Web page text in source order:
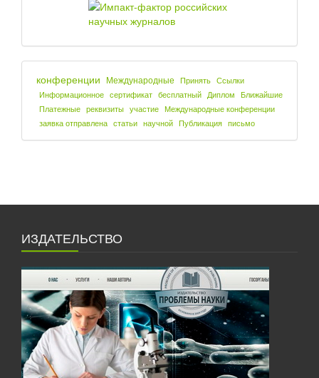
конференции Международные Принять Ссылки
Информационное сертификат бесплатный Диплом Ближайшие
Платежные реквизиты участие Международные конференции
заявка отправлена статьи научной Публикация письмо
ИЗДАТЕЛЬСТВО